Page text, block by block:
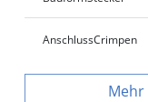
AnschlussCrimpen